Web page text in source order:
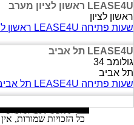
LEASE4U ראשון לציון מערב
ראשון לציון
שעות פתיחה LEASE4U ראשון לציון מערב
LEASE4U תל אביב
גולומב 34
תל אביב
שעות פתיחה LEASE4U תל אביב
כל הזכויות שמורות,